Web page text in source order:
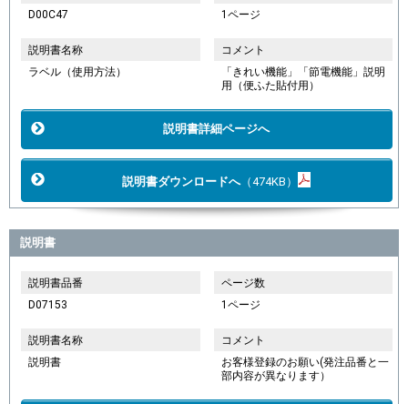
D00C47
1ページ
説明書名称
ラベル（使用方法）
コメント
「きれい機能」「節電機能」説明
用（便ふた貼付用）
説明書詳細ページへ
説明書ダウンロードへ（474KB）
説明書
説明書品番
D07153
ページ数
1ページ
説明書名称
説明書
コメント
お客様登録のお願い(発注品番と一
部内容が異なります）